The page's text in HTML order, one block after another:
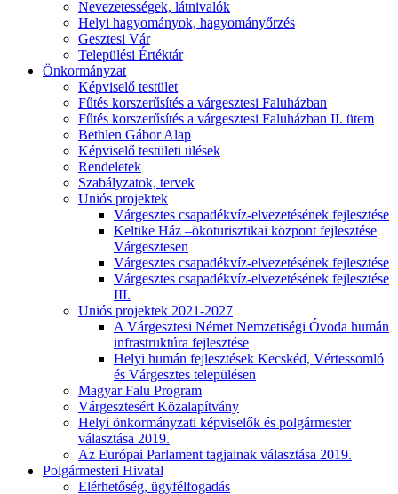
Nevezetességek, látnivalók
Helyi hagyományok, hagyományőrzés
Gesztesi Vár
Települési Értéktár
Önkormányzat
Képviselő testület
Fűtés korszerűsítés a várgesztesi Faluházban
Fűtés korszerűsítés a várgesztesi Faluházban II. ütem
Bethlen Gábor Alap
Képviselő testületi ülések
Rendeletek
Szabályzatok, tervek
Uniós projektek
Várgesztes csapadékvíz-elvezetésének fejlesztése
Keltike Ház –ökoturisztikai központ fejlesztése
Várgesztesen
Várgesztes csapadékvíz-elvezetésének fejlesztése
Várgesztes csapadékvíz-elvezetésének fejlesztése
III.
Uniós projektek 2021-2027
A Várgesztesi Német Nemzetiségi Óvoda humán
infrastruktúra fejlesztése
Helyi humán fejlesztések Kecskéd, Vértessomló
és Várgesztes településen
Magyar Falu Program
Várgesztesért Közalapítvány
Helyi önkormányzati képviselők és polgármester
választása 2019.
Az Európai Parlament tagjainak választása 2019.
Polgármesteri Hivatal
Elérhetőség, ügyfélfogadás